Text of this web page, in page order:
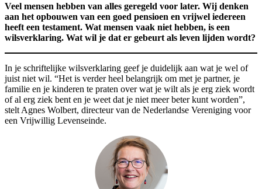
Veel mensen hebben van alles geregeld voor later. Wij denken
aan het opbouwen van een goed pensioen en vrijwel iedereen
heeft een testament. Wat mensen vaak niet hebben, is een
wilsverklaring. Wat wil je dat er gebeurt als leven lijden wordt?
In je schriftelijke wilsverklaring geef je duidelijk aan wat je wel of
juist niet wil. “Het is verder heel belangrijk om met je partner, je
familie en je kinderen te praten over wat je wilt als je erg ziek wordt
of al erg ziek bent en je weet dat je niet meer beter kunt worden”,
stelt Agnes Wolbert, directeur van de Nederlandse Vereniging voor
een Vrijwillig Levenseinde.